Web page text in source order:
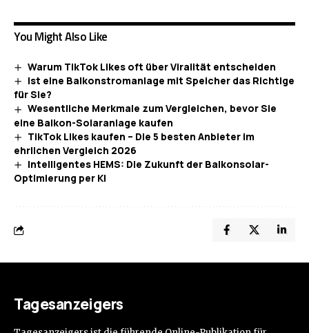
You Might Also Like
Warum TikTok Likes oft über Viralität entscheiden
Ist eine Balkonstromanlage mit Speicher das Richtige
für Sie?
Wesentliche Merkmale zum Vergleichen, bevor Sie
eine Balkon-Solaranlage kaufen
TikTok Likes kaufen – Die 5 besten Anbieter im
ehrlichen Vergleich 2026
Intelligentes HEMS: Die Zukunft der Balkonsolar-
Optimierung per KI
Tagesanzeigers